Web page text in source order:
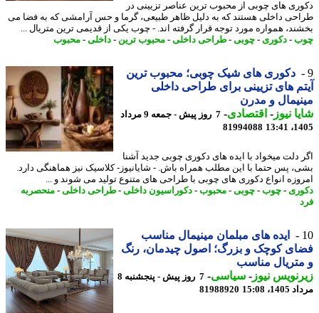
های چوبی از محبوب ترین عناصر تزیینی در
داخلی هستند که به دلیل ظاهر طبیعی، گرما و حس آرامشی که به فضا می
همواره مورد توجه قرار گرفته اند. - چوب یکی از قدیمی ترین متریال ...
-دکوری- چوبی-طراحی داخلی -محبوب ترین- داخلی -محبوب
دکوری های شیک چوبی؛ محبوب ترین
های تزیینی برای طراحی داخلی
و مدرن
نیوز-اقتصادی-
7 روز پیش - جمعه 9 مرداد
81994088
دلت میخواد با ایده های دکوری چوبی جدید آشنا
پس حتما با این مطلب همراه باش. - شایانیوز- کلاسیک نیز هماهنگی دارد.
انواع دکوری های چوبی با طراحی های متنوع تولید می شوند و ...
- چوب-چوبی-محبوب-دکوراسیون داخلی -طراحی داخلی -منحصربه
ایده های مبلمان مینیمال مناسب
کوچک و بزرگ؛ اصول چیدمان، رنگ
مناسب
نیوز-سیاسی-
7 روز پیش - پنجشنبه 8
15:08
81988920